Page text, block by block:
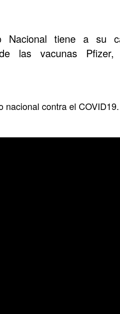
Nacional tiene a su
las vacunas
nacional contra el COVID19.